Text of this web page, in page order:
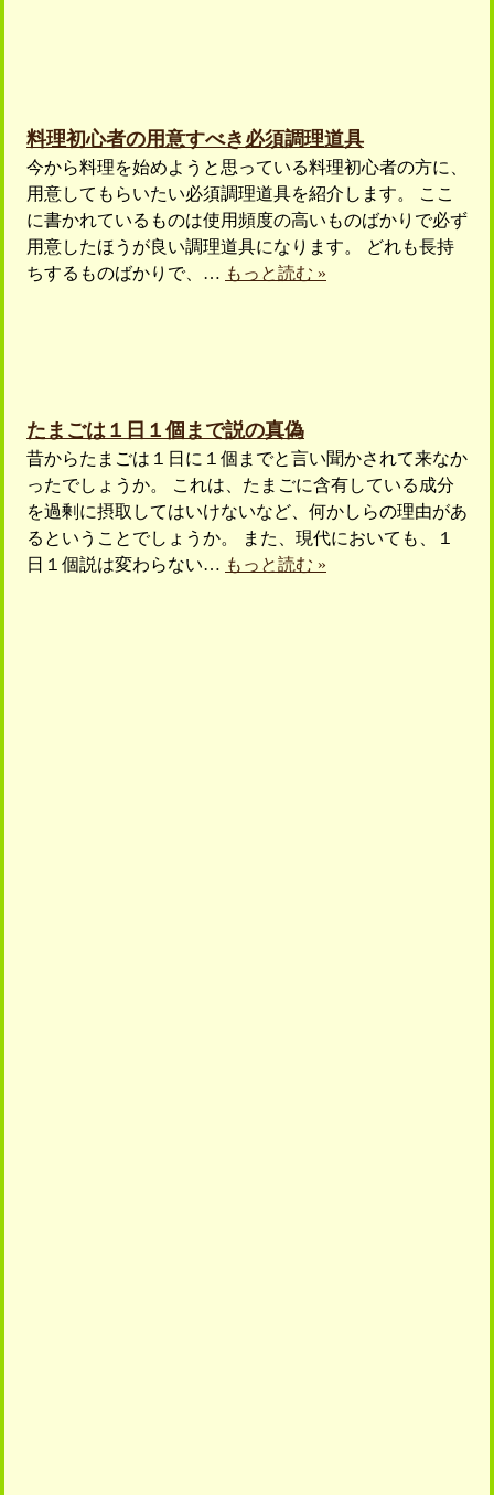
料理初心者の用意すべき必須調理道具
今から料理を始めようと思っている料理初心者の方に、
用意してもらいたい必須調理道具を紹介します。 ここ
に書かれているものは使用頻度の高いものばかりで必ず
用意したほうが良い調理道具になります。 どれも長持
ちするものばかりで、… もっと読む »
たまごは１日１個まで説の真偽
昔からたまごは１日に１個までと言い聞かされて来なか
ったでしょうか。 これは、たまごに含有している成分
を過剰に摂取してはいけないなど、何かしらの理由があ
るということでしょうか。 また、現代においても、１
日１個説は変わらない… もっと読む »